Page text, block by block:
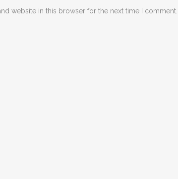
website in this browser for the next time I comment.